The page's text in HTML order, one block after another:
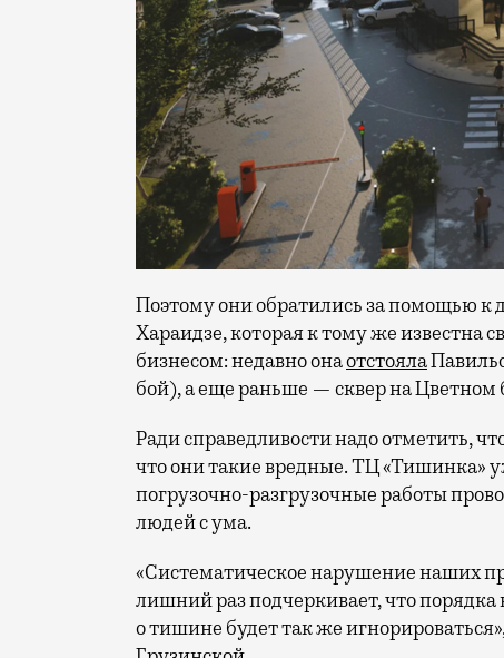
Поэтому они обратились за помощью к
Хараидзе, которая к тому же известна
бизнесом: недавно онаотстояла
бой), а еще раньше — сквер на Цветном
Ради справедливости надо отметить,
что они такие вредные. ТЦ «Тишинка»
погрузочно-разгрузочные работы
людей с ума.
«Систематическое нарушение наших
лишний раз подчеркивает, что порядка
о тишине будет так же